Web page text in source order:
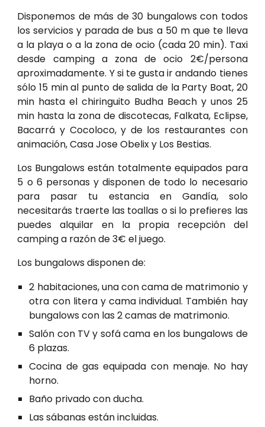
Disponemos de más de 30 bungalows con todos
los servicios y parada de bus a 50 m que te lleva
a la playa o a la zona de ocio (cada 20 min). Taxi
desde camping a zona de ocio 2€/persona
aproximadamente. Y si te gusta ir andando tienes
sólo 15 min al punto de salida de la Party Boat, 20
min hasta el chiringuito Budha Beach y unos 25
min hasta la zona de discotecas, Falkata, Eclipse,
Bacarrá y Cocoloco, y de los restaurantes con
animación, Casa Jose Obelix y Los Bestias.
Los Bungalows están totalmente equipados para
5 o 6 personas y disponen de todo lo necesario
para pasar tu estancia en Gandía, solo
necesitarás traerte lastoallas o si lo prefieres las
puedes alquilar en la propia recepción del
camping a razón de3€ el juego.
Los bungalows disponen de:
2 habitaciones, una con cama de matrimonio y
otra con litera y cama individual. También hay
bungalows con las 2 camas de matrimonio.
Salón con TV y sofá cama en los bungalows de
6 plazas.
Cocina de gas equipada con menaje. No hay
horno.
Baño privado con ducha.
Las sábanasestán incluidas.